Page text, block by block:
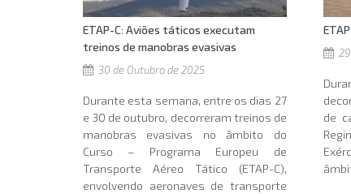
ETAP-C: Aviões táticos executam
treinos de manobras evasivas
30 de Outubro de 2025
Durante esta semana, entre os dias 27
e 30 de outubro, decorreram treinos de
manobras evasivas no âmbito do
Curso – Programa Europeu de
Transporte Aéreo Tático (ETAP-C),
envolvendo aeronaves de transporte
de